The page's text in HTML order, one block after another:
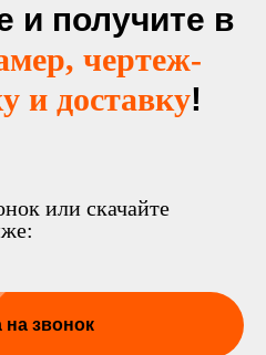
и получите в
чертеж-
и доставку!
или скачайте
на звонок